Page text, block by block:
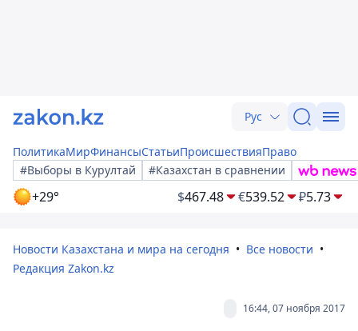
Рус
ПолитикаМирФинансыСтатьиПроисшествияПраво
#Выборы в Курултай
#Казахстан в сравнении
+29° $467.48 €539.52 ₽5.73
Новости Казахстана и мира на сегодня
Все новости
Редакция Zakon.kz
16:44, 07 ноября 2017